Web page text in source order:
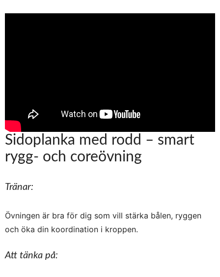
Sidoplanka med rodd – smart
rygg- och coreövning
Tränar:
Övningen är bra för dig som vill stärka bålen, ryggen
och öka din koordination i kroppen.
Att tänka på: